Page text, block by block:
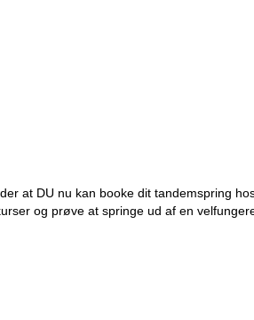
at DU nu kan booke dit tandemspring
og prøve at springe ud af en